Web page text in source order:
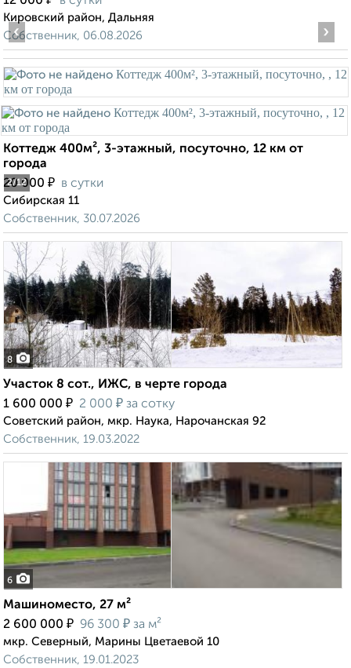
Кировский район, Дальняя
Собственник, 06.08.2026
2/12
‹ ›
Коттедж 400м², 3-этажный, посуточно, 12 км от
города
20 000 ₽ в сутки
Сибирская 11
Собственник, 30.07.2026
8
Участок 8 сот., ИЖС, в черте города
1 600 000 ₽ 2 000 ₽ за сотку
Советский район, мкр. Наука, Нарочанская 92
Собственник, 19.03.2022
6
Машиноместо, 27 м²
2 600 000 ₽ 96 300 ₽ за м²
мкр. Северный, Марины Цветаевой 10
Собственник, 19.01.2023